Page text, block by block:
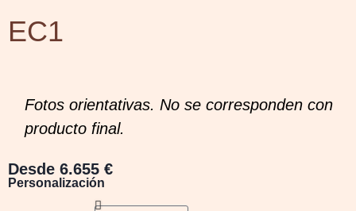
EC1
Fotos orientativas. No se corresponden con
producto final.
Desde 6.655 €
Personalización